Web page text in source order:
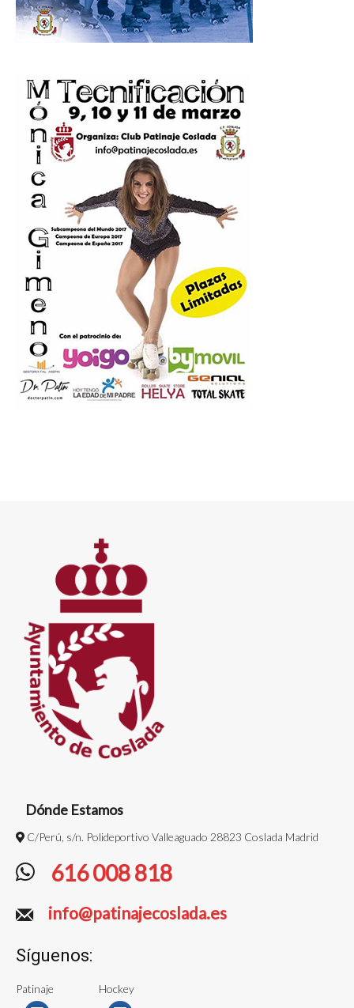
Dónde Estamos
C/Perú, s/n. Polideportivo Valleaguado 28823 Coslada Madrid
616 008 818
info@patinajecoslada.es
Síguenos:
Patinaje Hockey